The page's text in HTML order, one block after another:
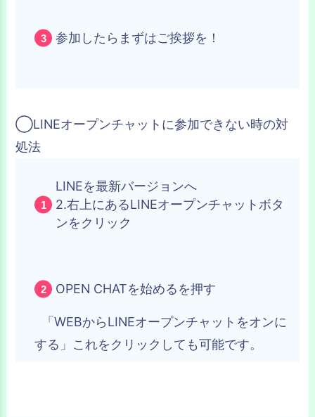
参加したらまずはご挨拶を！
◯LINEオープンチャットに参加できない時の対
処法
LINEを最新バージョンへ
2.右上にあるLINEオープンチャットボタ
ンをクリック
OPEN CHATを始めるを押す
「WEBからLINEオープンチャットをオンに
する」これをクリックしても可能です。